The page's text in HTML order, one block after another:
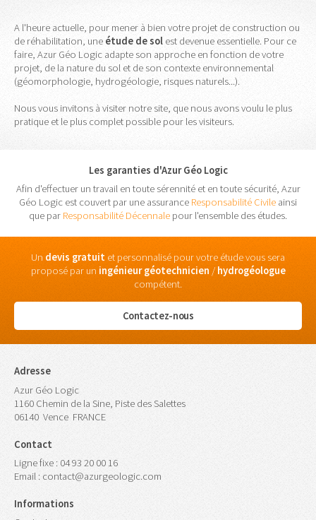
A l'heure actuelle, pour mener à bien votre projet de construction ou
de réhabilitation, une étude desol est devenue essentielle. Pour ce
faire, Azur Géo Logic adapte son approche en fonction de votre
projet, de la nature du sol et de son contexte environnemental
(géomorphologie, hydrogéologie, risques naturels...).
Nous vous invitons à visiter notre site, que nous avons voulu le plus
pratique et le plus complet possible pour les visiteurs.
Les garanties d'Azur Géo Logic
Afin d'effectuer un travail en toute sérennité et en toute sécurité, Azur
Géo Logic est couvert par une assurance Responsabilité Civile ainsi
que par Responsabilité Décennale pour l'ensemble des études.
Un devis gratuit et personnalisé pour votre étude vous sera
proposé par un ingénieur géotechnicien / hydrogéologue
compétent.
Contactez-nous
Adresse
Azur Géo Logic
1160 Chemin de la Sine, Piste des Salettes
06140 Vence FRANCE
Contact
Ligne fixe : 04 93 20 00 16
Email : contact@azurgeologic.com
Informations